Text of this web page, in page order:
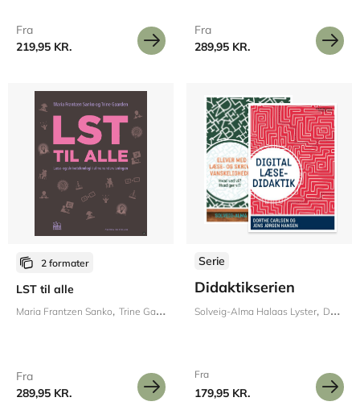
Fra
219,95 KR.
Fra
289,95 KR.
2 formater
LST til alle
Maria Frantzen Sanko Trine Gaarden
Fra
289,95 KR.
Serie
Didaktikserien
Solveig-Alma Halaas Lyster Dorthe Carlsen
Fra
179,95 KR.